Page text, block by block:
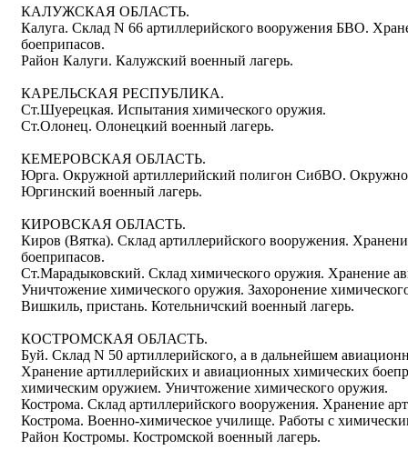
КАЛУЖСКАЯ ОБЛАСТЬ.
Калуга. Склад N 66 артиллерийского вооружения БВО.
боеприпасов.
Район Калуги. Калужский военный лагерь.
КАРЕЛЬСКАЯ РЕСПУБЛИКА.
Ст.Шуерецкая. Испытания химического оружия.
Ст.Олонец. Олонецкий военный лагерь.
КЕМЕРОВСКАЯ ОБЛАСТЬ.
Юрга. Окружной артиллерийский полигон СибВО.
Юргинский военный лагерь.
КИРОВСКАЯ ОБЛАСТЬ.
Киров (Вятка). Склад артиллерийского вооружения.
боеприпасов.
Ст.Марадыковский. Склад химического оружия. Хранение
Уничтожение химического оружия. Захоронение
Вишкиль, пристань. Котельничский военный лагерь.
КОСТРОМСКАЯ ОБЛАСТЬ.
Буй. Склад N 50 артиллерийского, а в дальнейшем
Хранение артиллерийских и авиационных химических
химическим оружием. Уничтожение химического оружия.
Кострома. Склад артиллерийского вооружения. Хранение
Кострома. Военно-химическое училище. Работы с
Район Костромы. Костромской военный лагерь.